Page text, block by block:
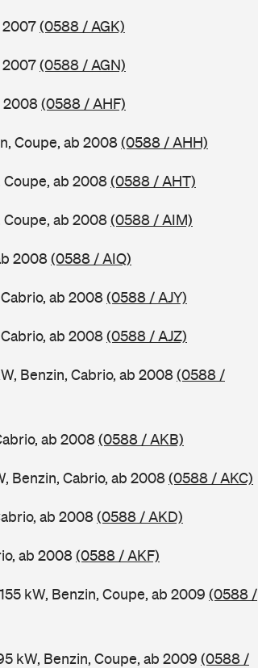
2007(0588 / AGK)
2007(0588 / AGN)
2008(0588 / AHF)
Coupe, ab 2008(0588 / AHH)
Coupe, ab 2008(0588 / AHT)
Coupe, ab 2008(0588 / AIM)
2008(0588 / AIQ)
ab 2008(0588 / AJY)
ab 2008(0588 / AJZ)
Benzin, Cabrio, ab 2008(0588 /
ab 2008(0588 / AKB)
Benzin, Cabrio, ab 2008(0588 / AKC)
ab 2008(0588 / AKD)
ab 2008(0588 / AKF)
kW, Benzin, Coupe, ab 2009 (0588 /
kW, Benzin, Coupe, ab 2009 (0588 /